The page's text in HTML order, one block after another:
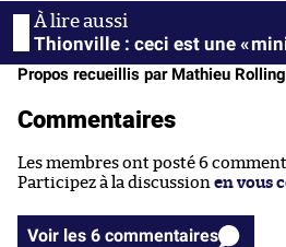
Thionville : ceci est une «
Propos recueillis par Mathieu
Commentaires
Les membres ont posté 6
Participez à la discussion en vous
Voir les 6 commentaires